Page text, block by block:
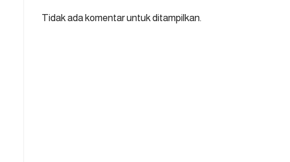
Tidak ada komentar untuk ditampilkan.